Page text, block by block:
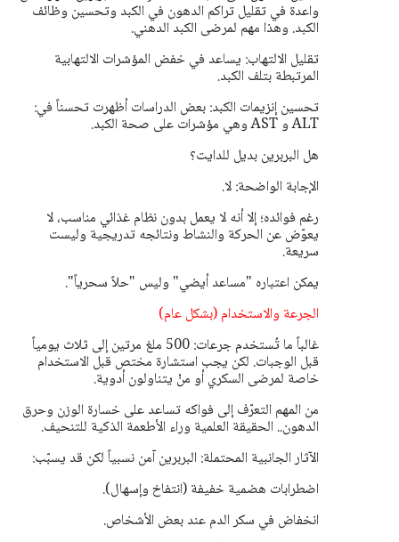
واعدة في تقليل تراكم الدهون في الكبد وتحسين وظائف
الكبد. وهذا مهم لمرضى الكبد الدهني.
تقليل الالتهاب: يساعد في خفض المؤشرات الالتهابية
المرتبطة بتلف الكبد.
تحسين إنزيمات الكبد: بعض الدراسات أظهرت تحسناً في:
ALT و AST وهي مؤشرات على صحة الكبد.
هل البربرين بديل للدايت؟
الإجابة الواضحة: لا.
رغم فوائده؛ إلا أنه لا يعمل بدون نظام غذائي مناسب، لا
يعوّض عن الحركة والنشاط ونتائجه تدريجية وليست
سريعة.
يمكن اعتباره "مساعد أيضي" وليس "حلاً سحرياً".
الجرعة والاستخدام (بشكل عام)
غالباً ما تُستخدم جرعات: 500 ملغ مرتين إلى ثلاث يومياً
قبل الوجبات. لكن يجب استشارة مختص قبل الاستخدام
خاصة لمرضى السكري أو منْ يتناولون أدوية.
من المهم التعرّف إلى فواكه تساعد على خسارة الوزن وحرق
الدهون.. الحقيقة العلمية وراء الأطعمة الذكية للتنحيف.
الآثار الجانبية المحتملة: البربرين آمن نسبياً لكن قد يسبّب:
اضطرابات هضمية خفيفة (انتفاخ وإسهال).
انخفاض في سكر الدم عند بعض الأشخاص.